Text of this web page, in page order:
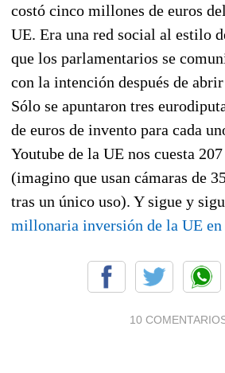
costó cinco millones de euros
UE. Era una red social al estilo
que los parlamentarios se
con la intención después de
Sólo se apuntaron tres
de euros de invento para cada
Youtube de la UE nos cuesta
(imagino que usan cámaras de
tras un único uso). Y sigue y
millonaria inversión de la UE
10